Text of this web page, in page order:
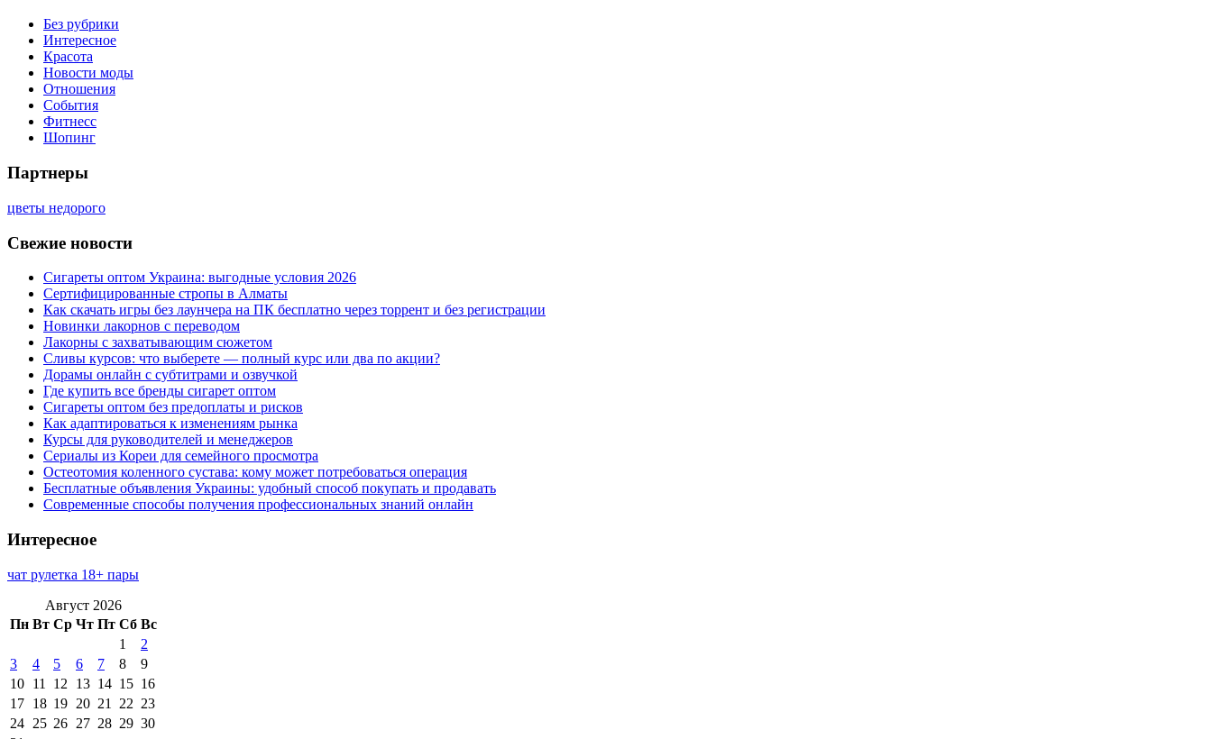
Без рубрики
Интересное
Красота
Новости моды
Отношения
События
Фитнесс
Шопинг
Партнеры
цветы недорого
Свежие новости
Сигареты оптом Украина: выгодные условия 2026
Сертифицированные стропы в Алматы
Как скачать игры без лаунчера на ПК бесплатно через торрент и без регистрации
Новинки лакорнов с переводом
Лакорны с захватывающим сюжетом
Сливы курсов: что выберете — полный курс или два по акции?
Дорамы онлайн с субтитрами и озвучкой
Где купить все бренды сигарет оптом
Сигареты оптом без предоплаты и рисков
Как адаптироваться к изменениям рынка
Курсы для руководителей и менеджеров
Сериалы из Кореи для семейного просмотра
Остеотомия коленного сустава: кому может потребоваться операция
Бесплатные объявления Украины: удобный способ покупать и продавать
Современные способы получения профессиональных знаний онлайн
Интересное
чат рулетка 18+ пары
Август 2026
Пн Вт Ср Чт Пт Сб Вс
1
2
3
4 5 6 7 8
9
10 11 12 13 14 15 16
17 18 19 20 21 22 23
24 25 26 27 28 29 30